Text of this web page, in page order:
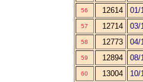
56 12614 01/
57 12714 03/
58 12773 04/
59 12894 08/
60 13004 10/